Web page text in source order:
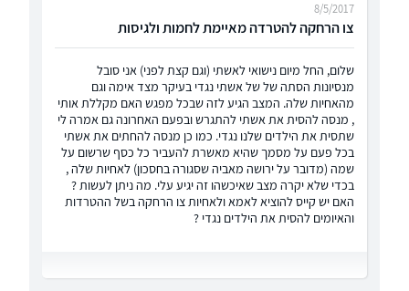
צו הרחקה להטרדה מאיימת לחמות ולגיסות
8/5/2017
שלום, החל מיום נישואי לאשתי (וגם קצת לפני) אני סובל
מנסיונות הסתה של של אשתי נגדי בעיקר מצד אימה וגם
מהאחיות שלה. המצב הגיע לזה שבכל מפגש האם מקללת אותי
, מנסה להסית את אשתי להתגרש ובפעם האחרונה גם אמרה לי
שתסית את הילדים שלנו נגדי. כמו כן מנסה להחתים את אשתי
בכל פעם על מסמך שהיא מאשרת להעביר כל כסף שרשום על
שמה (מדובר על ירושה מאביה שסגורה בחסכון) לאחיות שלה ,
בכדי שלא יקרה מצב שאיכשהו זה יגיע עלי. מה ניתן לעשות ?
האם יש קייס להוציא לאמא ולאחיות צו הרחקה בשל ההטרדות
והאיומים להסית את הילדים נגדי ?